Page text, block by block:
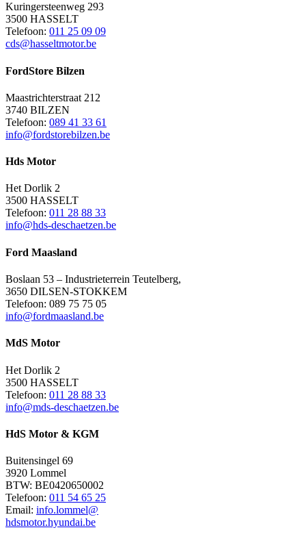
Kuringersteenweg 293
3500 HASSELT
Telefoon: 011 25 09 09
cds@hasseltmotor.be
FordStore Bilzen
Maastrichterstraat 212
3740 BILZEN
Telefoon: 089 41 33 61
info@fordstorebilzen.be
Hds Motor
Het Dorlik 2
3500 HASSELT
Telefoon: 011 28 88 33
info@hds-deschaetzen.be
Ford Maasland
Boslaan 53 – Industrieterrein Teutelberg,
3650 DILSEN-STOKKEM
Telefoon: 089 75 75 05
info@fordmaasland.be
MdS Motor
Het Dorlik 2
3500 HASSELT
Telefoon: 011 28 88 33
info@mds-deschaetzen.be
HdS Motor & KGM
Buitensingel 69
3920 Lommel
BTW: BE0420650002
Telefoon: 011 54 65 25
Email: info.lommel@
hdsmotor.hyundai.be